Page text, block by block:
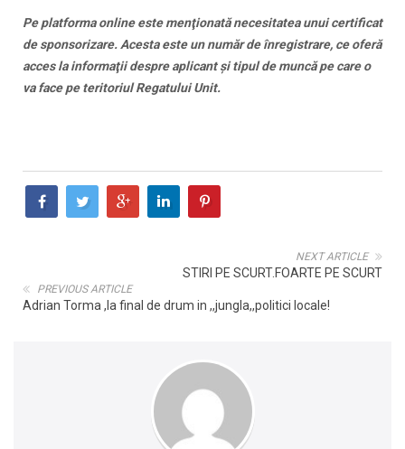
Pe platforma online este menţionată necesitatea unui certificat
de sponsorizare. Acesta este un număr de înregistrare, ce oferă
acces la informaţii despre aplicant şi tipul de muncă pe care o
va face pe teritoriul Regatului Unit.
NEXT ARTICLE
STIRI PE SCURT.FOARTE PE SCURT
PREVIOUS ARTICLE
Adrian Torma ,la final de drum in ,,jungla,,politici locale!